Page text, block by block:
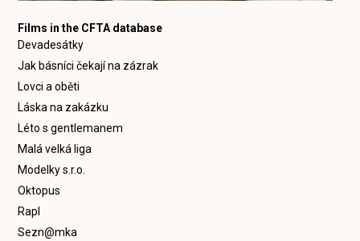
Films in the CFTA database
Devadesátky
Jak básníci čekají na zázrak
Lovci a oběti
Láska na zakázku
Léto s gentlemanem
Malá velká liga
Modelky s.r.o.
Oktopus
Rapl
Sezn@mka